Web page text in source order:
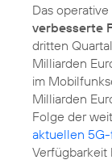
Das
verbesserte
dritten
Milliarden
im
Milliarden
Folge der
aktuellen
Verfügbarkeit